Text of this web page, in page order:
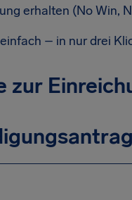
erhalten (No Win,
– in nur drei
zur